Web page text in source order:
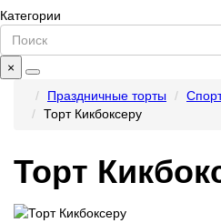
Категории
×
Праздничные торты
Торт Кикбоксеру
Торт